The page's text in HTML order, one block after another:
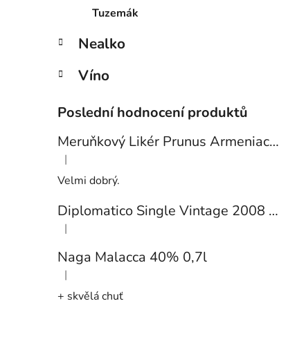
Tuzemák
Nealko
Víno
Poslední hodnocení produktů
Meruňkový Likér Prunus Armeniaca 24% 0,7l
Hodnocení produktu je 5 z 5 hvězdiček.
|
Velmi dobrý.
Diplomatico Single Vintage 2008 43% 0,7l
Hodnocení produktu je 5 z 5 hvězdiček.
|
Naga Malacca 40% 0,7l
Hodnocení produktu je 5 z 5 hvězdiček.
|
+ skvělá chuť